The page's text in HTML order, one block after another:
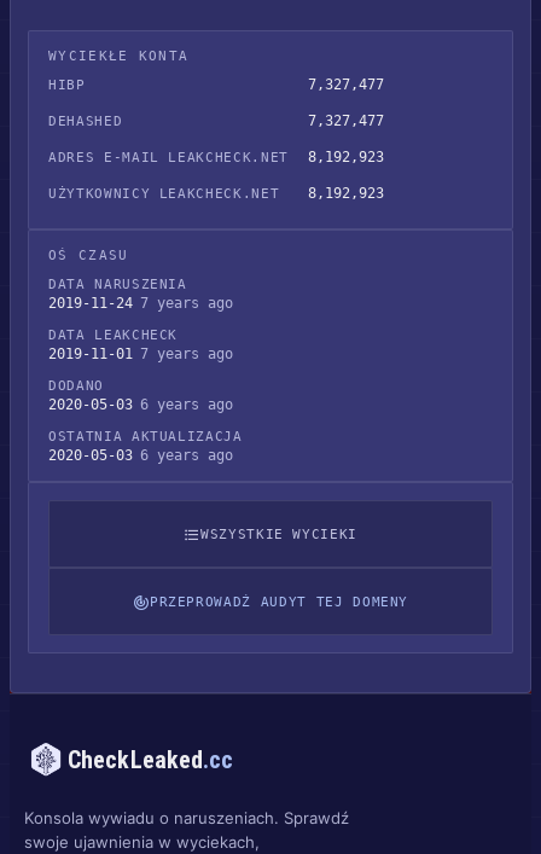
WYCIEKŁE KONTA
HIBP
7,327,477
DEHASHED 7,327,477
ADRES E-MAIL LEAKCHECK.NET 8,192,923
UŻYTKOWNICY LEAKCHECK.NET 8,192,923
OŚ CZASU
DATA NARUSZENIA
2019-11-24 7 years ago
DATA LEAKCHECK
2019-11-01 7 years ago
DODANO
2020-05-03 6 years ago
OSTATNIA AKTUALIZACJA
2020-05-03 6 years ago
WSZYSTKIE WYCIEKI
PRZEPROWADŹ AUDYT TEJ DOMENY
CheckLeaked.cc
Konsola wywiadu o naruszeniach. Sprawdź
swoje ujawnienia w wyciekach,